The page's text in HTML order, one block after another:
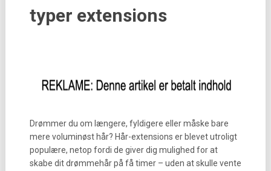
typer extensions
Drømmer du om længere, fyldigere eller måske bare
mere voluminøst hår? Hår-extensions er blevet utroligt
populære, netop fordi de giver dig mulighed for at
skabe dit drømmehår på få timer – uden at skulle vente